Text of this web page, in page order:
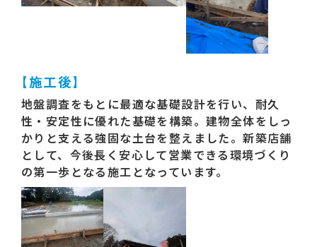
【施工後】
地盤調査をもとに最適な基礎設計を行い、耐久
性・安定性に優れた基礎を構築。建物全体をしっ
かりと支える強固な土台を整えました。新築店舗
として、今後長く安心して営業できる環境づくり
の第一歩となる施工となっています。